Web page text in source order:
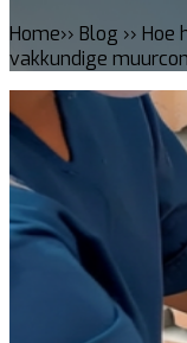
Home›› Blog ››
vakkundige